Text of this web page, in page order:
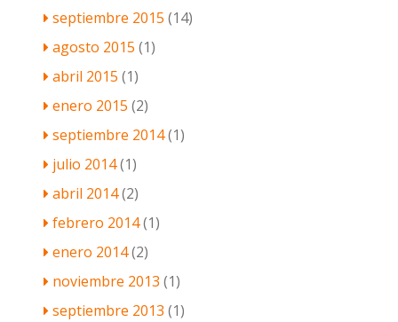
septiembre 2015 (14)
agosto 2015 (1)
abril 2015 (1)
enero 2015 (2)
septiembre 2014(1)
julio 2014(1)
abril 2014(2)
febrero 2014(1)
enero 2014(2)
noviembre 2013 (1)
septiembre 2013 (1)